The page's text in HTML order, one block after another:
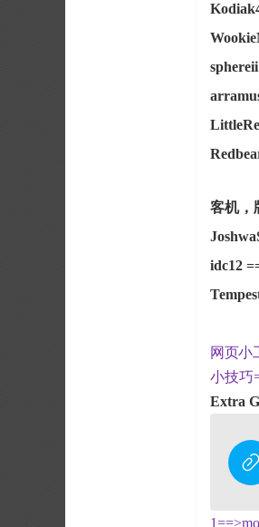
sphereii
不喜
客机，
idc12
网页小
小技巧
Extra